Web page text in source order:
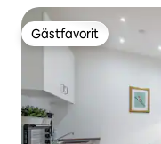
Gästfavorit
Gästfavorit